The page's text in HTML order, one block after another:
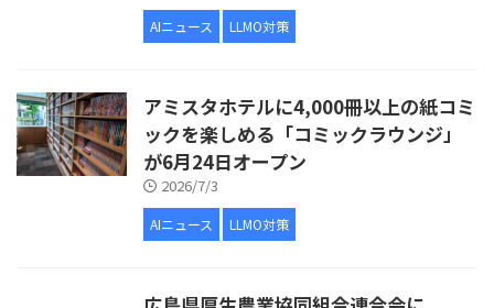
AIニュース LLMO対策
アミスタホテルに4,000冊以上の紙コミ
ックを楽しめる「コミックラウンジ」
が6月24日オープン
2026/7/3
AIニュース LLMO対策